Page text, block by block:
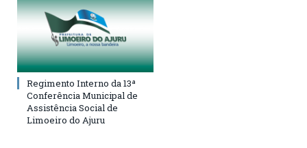
Regimento Interno da 13ª
Conferência Municipal de
Assistência Social de
Limoeiro do Ajuru